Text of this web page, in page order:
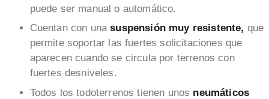
puede ser manual o automático.
Cuentan con unasuspensión muy resistente, que
permite soportar las fuertes solicitaciones que
aparecen cuando se circula por terrenos con
fuertes desniveles.
Todos los todoterrenos tienen unos neumáticos